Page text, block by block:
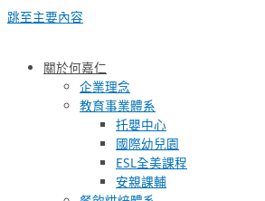
跳至主要內容
關於何嘉仁
企業理念
教育事業體系
托嬰中心
國際幼兒園
ESL全美課程
安親課輔